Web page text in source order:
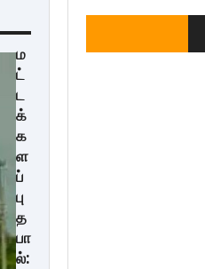
ம
ட்
ட
க்
க
ள
ப்
பு
த
பா
ல்: